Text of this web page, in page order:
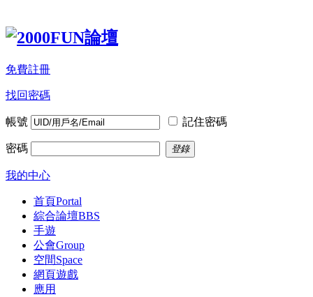
免費註冊
找回密碼
帳號 記住密碼
密碼 登錄
我的中心
首頁Portal
綜合論壇BBS
手遊
公會Group
空間Space
網頁遊戲
應用